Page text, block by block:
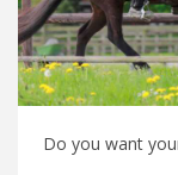
Do you want